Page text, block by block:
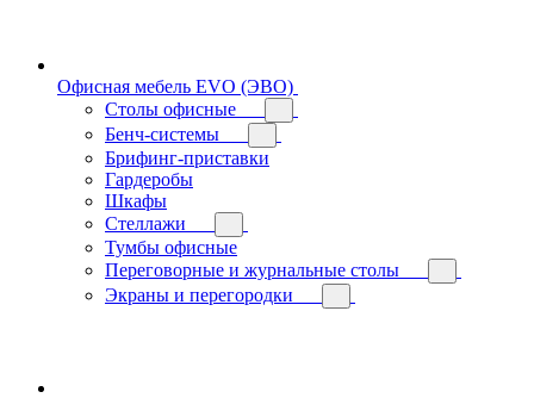
Офисная мебель EVO (ЭВО)
Cтолы офисные
Бенч-системы
Брифинг-приставки
Гардеробы
Шкафы
Стеллажи
Тумбы офисные
Переговорные и журнальные столы
Экраны и перегородки